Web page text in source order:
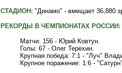
СТАДИОН: "Динамо" - вмещает 36,880
РЕКОРДЫ В ЧЕМПИОНАТАХ РОССИИ:
Матчи: 156 - Юрий Ковтун.
Голы: 67 - Олег Терехин.
Крупная победа: 7:1 - "Луч"
Крупное поражение: 1:6 -